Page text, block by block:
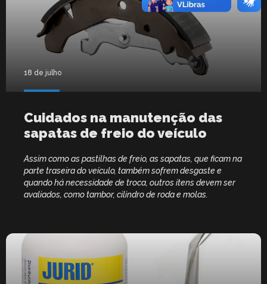
18 de julho
Cuidados na manutenção das
sapatas de freio do veículo
Assim como as pastilhas de freio, as sapatas, que ficam na
parte traseira do veículo, também sofrem desgaste e
quando há necessidade de troca, outros itens devem ser
avaliados, como tambor, cilindro de roda e molas.